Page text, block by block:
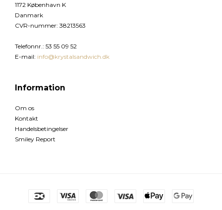
1172 København K
Danmark
CVR-nummer: 38213563
Telefonnr. : 53 55 09 52
E-mail: info@krystalsandwich.dk
Information
Om os
Kontakt
Handelsbetingelser
Smiley Report